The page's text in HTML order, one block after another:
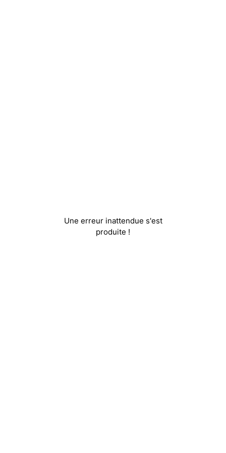
Une erreur inattendue s'est
produite !